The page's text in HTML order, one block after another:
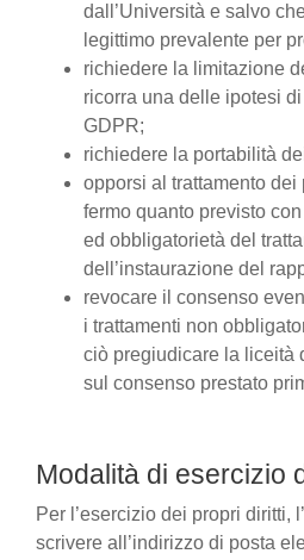
dall’Università e salvo
legittimo prevalente per
richiedere la limitazione
ricorra una delle ipotesi di
GDPR;
richiedere la portabilità
opporsi al trattamento
fermo quanto previsto
ed obbligatorietà del
dell’instaurazione del
revocare il consenso
i trattamenti non
ciò pregiudicare la liceità
sul consenso prestato
Modalità di esercizio
Per l’esercizio dei propri diritti,
scrivere all’indirizzo di posta